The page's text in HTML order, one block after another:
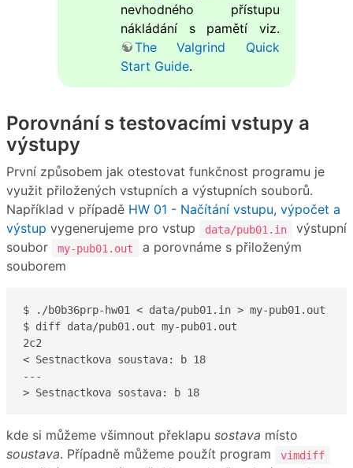
nevhodného přístupu
nákládání s pamětí viz.
The Valgrind Quick
Start Guide.
Porovnání s testovacími vstupy a
výstupy
První způsobem jak otestovat funkčnost programu je
využit přiložených vstupních a výstupních souborů.
Například v případě HW 01 - Načítání vstupu, výpočet a
výstup vygenerujeme pro vstup data/pub01.in
výstupní
soubor
my-pub01.out
a porovnáme s přiloženým
souborem
$ ./b0b36prp-hw01 < data/pub01.in > my-pub01.out
$ diff data/pub01.out my-pub01.out
2c2
< Sestnactkova soustava: b 18
---
> Sestnactkova sostava: b 18
kde si můžeme všimnout překlapu sostava místo
soustava. Případně můžeme použít program vimdiff